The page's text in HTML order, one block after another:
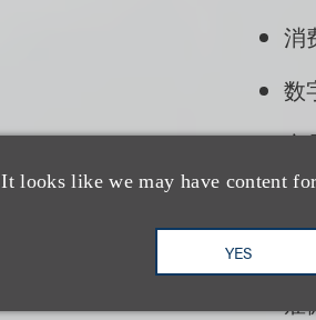
It looks like we may have content
YES
消
数
产
健
雇